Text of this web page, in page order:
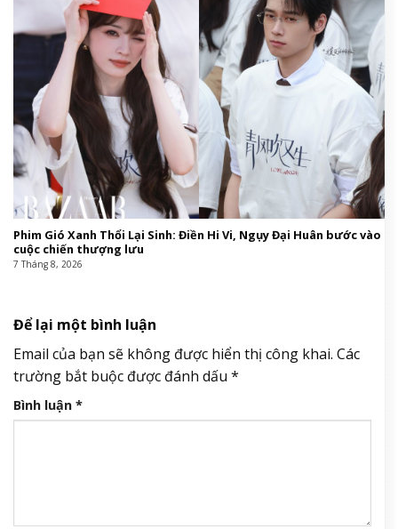
Phim Gió Xanh Thổi Lại Sinh: Điền Hi Vi, Ngụy Đại Huân bước vào
cuộc chiến thượng lưu
7 Tháng 8, 2026
Để lại một bình luận
Email của bạn sẽ không được hiển thị công khai. Các
trường bắt buộc được đánh dấu *
Bình luận *